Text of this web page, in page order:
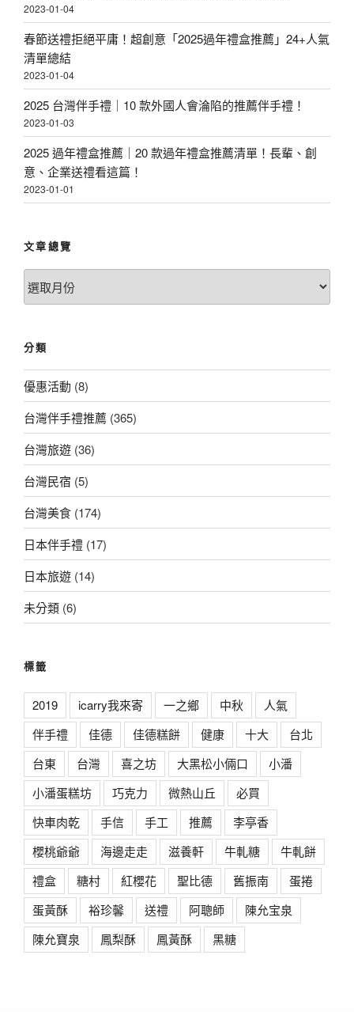
2023-01-04
春節送禮拒絕平庸！超創意「2025過年禮盒推薦」24+人氣
清單總結
2023-01-04
2025 台灣伴手禮｜10 款外國人會淪陷的推薦伴手禮！
2023-01-03
2025 過年禮盒推薦｜20 款過年禮盒推薦清單！長輩、創
意、企業送禮看這篇！
2023-01-01
文章總覽
文
章
分類
優惠活動 (8)
台灣伴手禮推薦 (365)
台灣旅遊 (36)
台灣民宿 (5)
台灣美食 (174)
日本伴手禮 (17)
日本旅遊 (14)
未分類 (6)
標籤
2019 icarry我來寄 一之鄉 中秋
人氣
伴手禮
佳德 佳德糕餅 健康 十大
台北
台東
台灣 喜之坊 大黑松小倆口
小潘
小潘蛋糕坊
巧克力 微熱山丘
必買
快車肉乾
手信 手工 推薦
李亭香
櫻桃爺爺
海邊走走 滋養軒 牛軋糖
牛軋餅
禮盒
糖村 紅櫻花 聖比德 舊振南
蛋捲
蛋黃酥
裕珍馨 送禮 阿聰師
陳允宝泉
陳允寶泉
鳳梨酥 鳳黃酥 黑糖